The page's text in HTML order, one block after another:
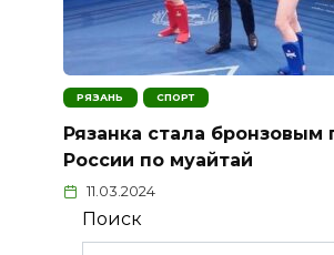
РЯЗАНЬ СПОРТ
Рязанка стала бронзовым
России по муайтай
11.03.2024
Поиск